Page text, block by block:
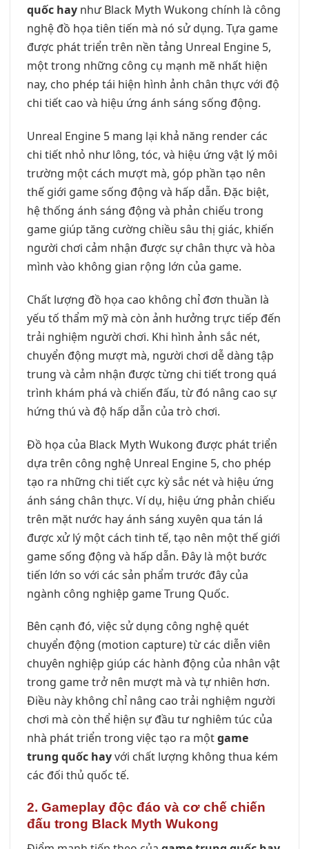
quốc hay như Black Myth Wukong chính là công
nghệ đồ họa tiên tiến mà nó sử dụng. Tựa game
được phát triển trên nền tảng Unreal Engine 5,
một trong những công cụ mạnh mẽ nhất hiện
nay, cho phép tái hiện hình ảnh chân thực với độ
chi tiết cao và hiệu ứng ánh sáng sống động.
Unreal Engine 5 mang lại khả năng render các
chi tiết nhỏ như lông, tóc, và hiệu ứng vật lý môi
trường một cách mượt mà, góp phần tạo nên
thế giới game sống động và hấp dẫn. Đặc biệt,
hệ thống ánh sáng động và phản chiếu trong
game giúp tăng cường chiều sâu thị giác, khiến
người chơi cảm nhận được sự chân thực và hòa
mình vào không gian rộng lớn của game.
Chất lượng đồ họa cao không chỉ đơn thuần là
yếu tố thẩm mỹ mà còn ảnh hưởng trực tiếp đến
trải nghiệm người chơi. Khi hình ảnh sắc nét,
chuyển động mượt mà, người chơi dễ dàng tập
trung và cảm nhận được từng chi tiết trong quá
trình khám phá và chiến đấu, từ đó nâng cao sự
hứng thú và độ hấp dẫn của trò chơi.
Đồ họa của Black Myth Wukong được phát triển
dựa trên công nghệ Unreal Engine 5, cho phép
tạo ra những chi tiết cực kỳ sắc nét và hiệu ứng
ánh sáng chân thực. Ví dụ, hiệu ứng phản chiếu
trên mặt nước hay ánh sáng xuyên qua tán lá
được xử lý một cách tinh tế, tạo nên một thế giới
game sống động và hấp dẫn. Đây là một bước
tiến lớn so với các sản phẩm trước đây của
ngành công nghiệp game Trung Quốc.
Bên cạnh đó, việc sử dụng công nghệ quét
chuyển động (motion capture) từ các diễn viên
chuyên nghiệp giúp các hành động của nhân vật
trong game trở nên mượt mà và tự nhiên hơn.
Điều này không chỉ nâng cao trải nghiệm người
chơi mà còn thể hiện sự đầu tư nghiêm túc của
nhà phát triển trong việc tạo ra mộtgame
trung quốc hayvới chất lượng không thua kém
các đối thủ quốc tế.
2. Gameplay độc đáo và cơ chế chiến
đấu trong Black Myth Wukong